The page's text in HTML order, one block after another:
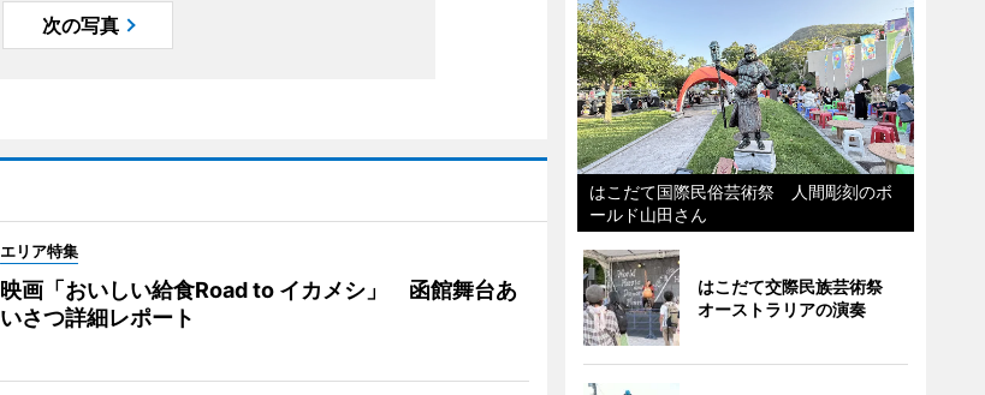
次の写真
エリア特集
映画「おいしい給食Road to イカメシ」 函館舞台あ
いさつ詳細レポート
はこだて国際民俗芸術祭 人間彫刻のボ
ールド山田さん
はこだて交際民族芸術祭
オーストラリアの演奏